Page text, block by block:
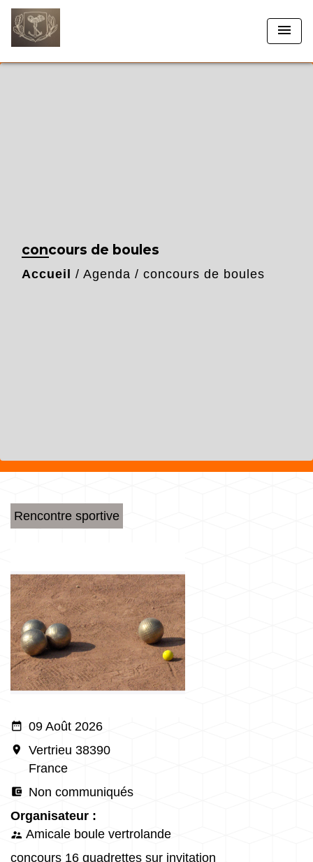
menu
concours de boules
Accueil / Agenda / concours de boules
Rencontre sportive
date_range 09 Août 2026
room
Vertrieu 38390
France
account_balance_wallet Non communiqués
Organisateur :
supervisor_account Amicale boule vertrolande
concours 16 quadrettes sur invitation